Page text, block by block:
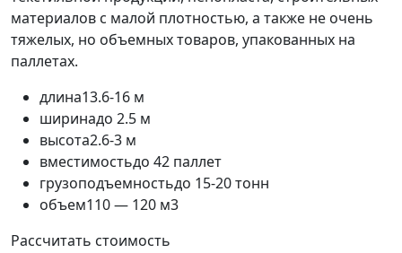
материалов с малой плотностью, а также не очень
тяжелых, но объемных товаров, упакованных на
паллетах.
длина13.6-16 м
ширинадо 2.5 м
высота2.6-3 м
вместимостьдо 42 паллет
грузоподъемностьдо 15-20 тонн
объем110 — 120 м3
Рассчитать стоимость